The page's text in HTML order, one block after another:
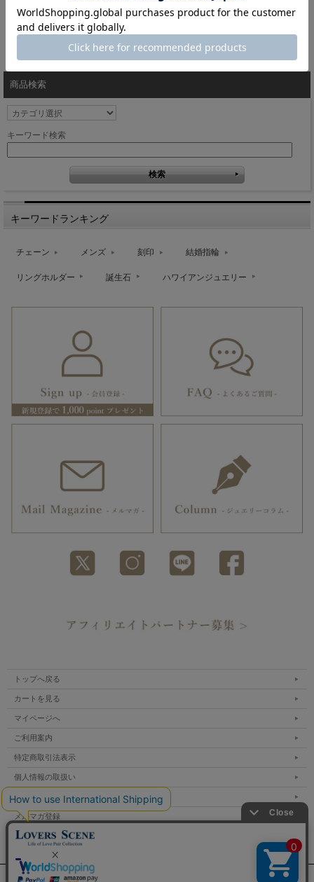
商品検索
キーワード検索
キーワードランキング
チェーン メンズ 刻印 結婚指輪
リングホルダー 誕生石 ハワイアンジュエリー
トップへ戻る
カートを見る
マイページへ
ご利用案内
特定商取引法表示
個人情報の取扱い
サイトマップ
メルマガ登録
お問い合わせ